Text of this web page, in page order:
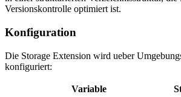
Versionskontrolle optimiert ist.
Konfiguration
Die Storage Extension wird ueber
konfiguriert:
Variable